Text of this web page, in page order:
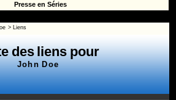
Presse en Séries
> Liens
des liens pour
John Doe